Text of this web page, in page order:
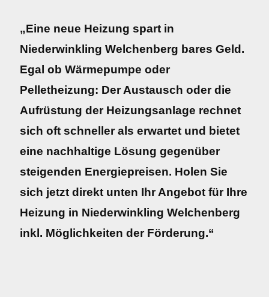
„Eine neue Heizung spart in
Niederwinkling Welchenberg bares Geld.
Egal ob Wärmepumpe oder
Pelletheizung: Der Austausch oder die
Aufrüstung der Heizungsanlage rechnet
sich oft schneller als erwartet und bietet
eine nachhaltige Lösung gegenüber
steigenden Energiepreisen. Holen Sie
sich jetzt direkt unten Ihr Angebot für Ihre
Heizung in Niederwinkling Welchenberg
inkl. Möglichkeiten der Förderung.“